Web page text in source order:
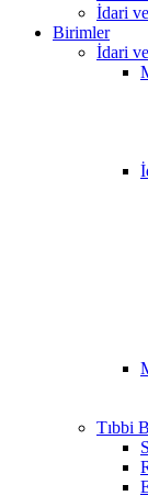
İdari
Birimler
İdari
Tıbbi